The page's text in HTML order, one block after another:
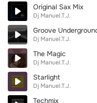
Original Sax Mix
Dj Manuel.T.J.
Groove
Dj Manuel.T.J.
The Magic
Dj Manuel.T.J.
Starlight
Dj Manuel.T.J.
Techmix